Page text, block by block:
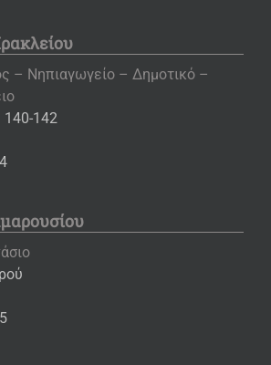
– Νηπιαγωγείο – Δημοτικό –
140-142